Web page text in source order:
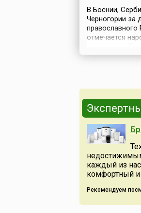
В Боснии,
Черногории за
отмечается
(серб.
трехдневного
празднования
считается
но в обрядности
праздника
языческие
сохранившиеся
святого Саввы,
каждый из
комфортный
Рекомендуем